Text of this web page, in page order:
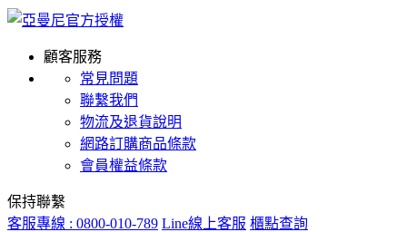
顧客服務
常見問題
聯繫我們
物流及退貨說明
網路訂購商品條款
會員權益條款
保持聯繫
客服專線 : 0800-010-789 Line線上客服 櫃點查詢